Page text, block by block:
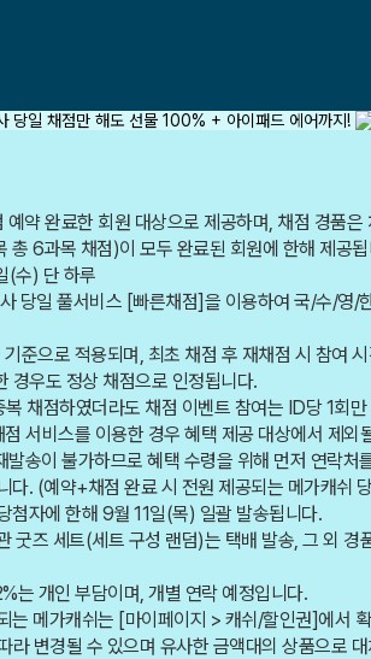
약 완료한 회원 대상으로 제공하며, 채점 경품
총 6과목 채점)이 모두 완료된 회원에 한해 제공
(수) 단 하루
당일 풀서비스 [빠른채점]을 이용하여 국/수/영
기준으로 적용되며, 최초 채점 후 재채점 시 참여
경우도 정상 채점으로 인정됩니다.
채점하였더라도 채점 이벤트 참여는 ID당 1회만
점 서비스를 이용한 경우 혜택 제공 대상에서 제외
송이 불가하므로 혜택 수령을 위해 먼저 연락처
. (예약+채점 완료 시 전원 제공되는 메가캐쉬
첨자에 한해 9월 11일(목) 일괄 발송됩니다.
굿즈 세트(세트 구성 랜덤)는 택배 발송, 그 외
는 개인 부담이며, 개별 연락 예정입니다.
는 메가캐쉬는 [마이페이지 > 캐쉬/할인권]에서
라 변경될 수 있으며 유사한 금액대의 상품으로